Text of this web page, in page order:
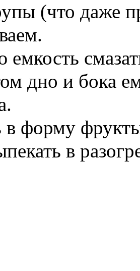
(что даже
емкость
дно и бока
форму
в